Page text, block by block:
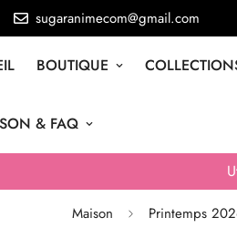
sugaranimecom@gmail.com
BOUTIQUE
& FAQ
Maison Printemps